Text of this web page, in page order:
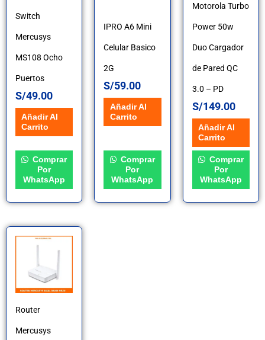
Switch
Mercusys
MS108 Ocho
Puertos
S/49.00
Añadir Al
Carrito
Comprar
Por
WhatsApp
IPRO A6 Mini
Celular Basico
2G
S/59.00
Añadir Al
Carrito
Comprar
Por
WhatsApp
Motorola Turbo
Power 50w
Duo Cargador
de Pared QC
3.0 – PD
S/149.00
Añadir Al
Carrito
Comprar
Por
WhatsApp
Router
Mercusys